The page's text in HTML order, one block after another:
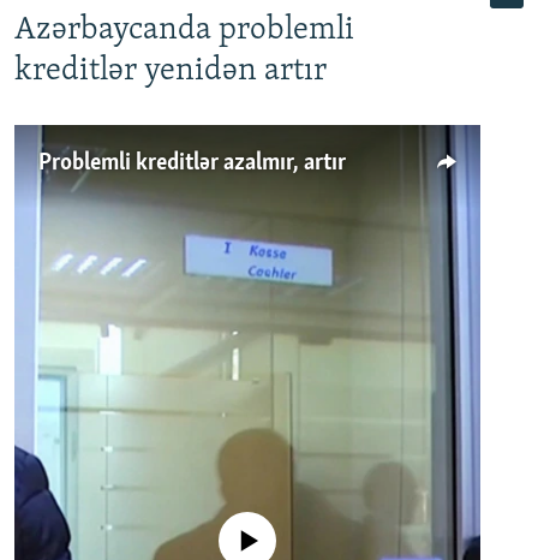
Azərbaycanda problemli
kreditlər yenidən artır
Problemli kreditlər azalmır, artır
No media source currently available